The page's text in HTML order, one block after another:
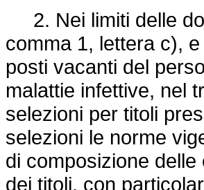
2. Nei limiti delle
comma 1, lettera c),
posti vacanti del
malattie infettive, nel
selezioni per titoli
selezioni le norme
di composizione
dei titoli, con